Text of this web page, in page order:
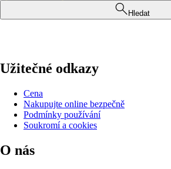
Hledat
Užitečné odkazy
Cena
Nakupujte online bezpečně
Podmínky používání
Soukromí a cookies
O nás